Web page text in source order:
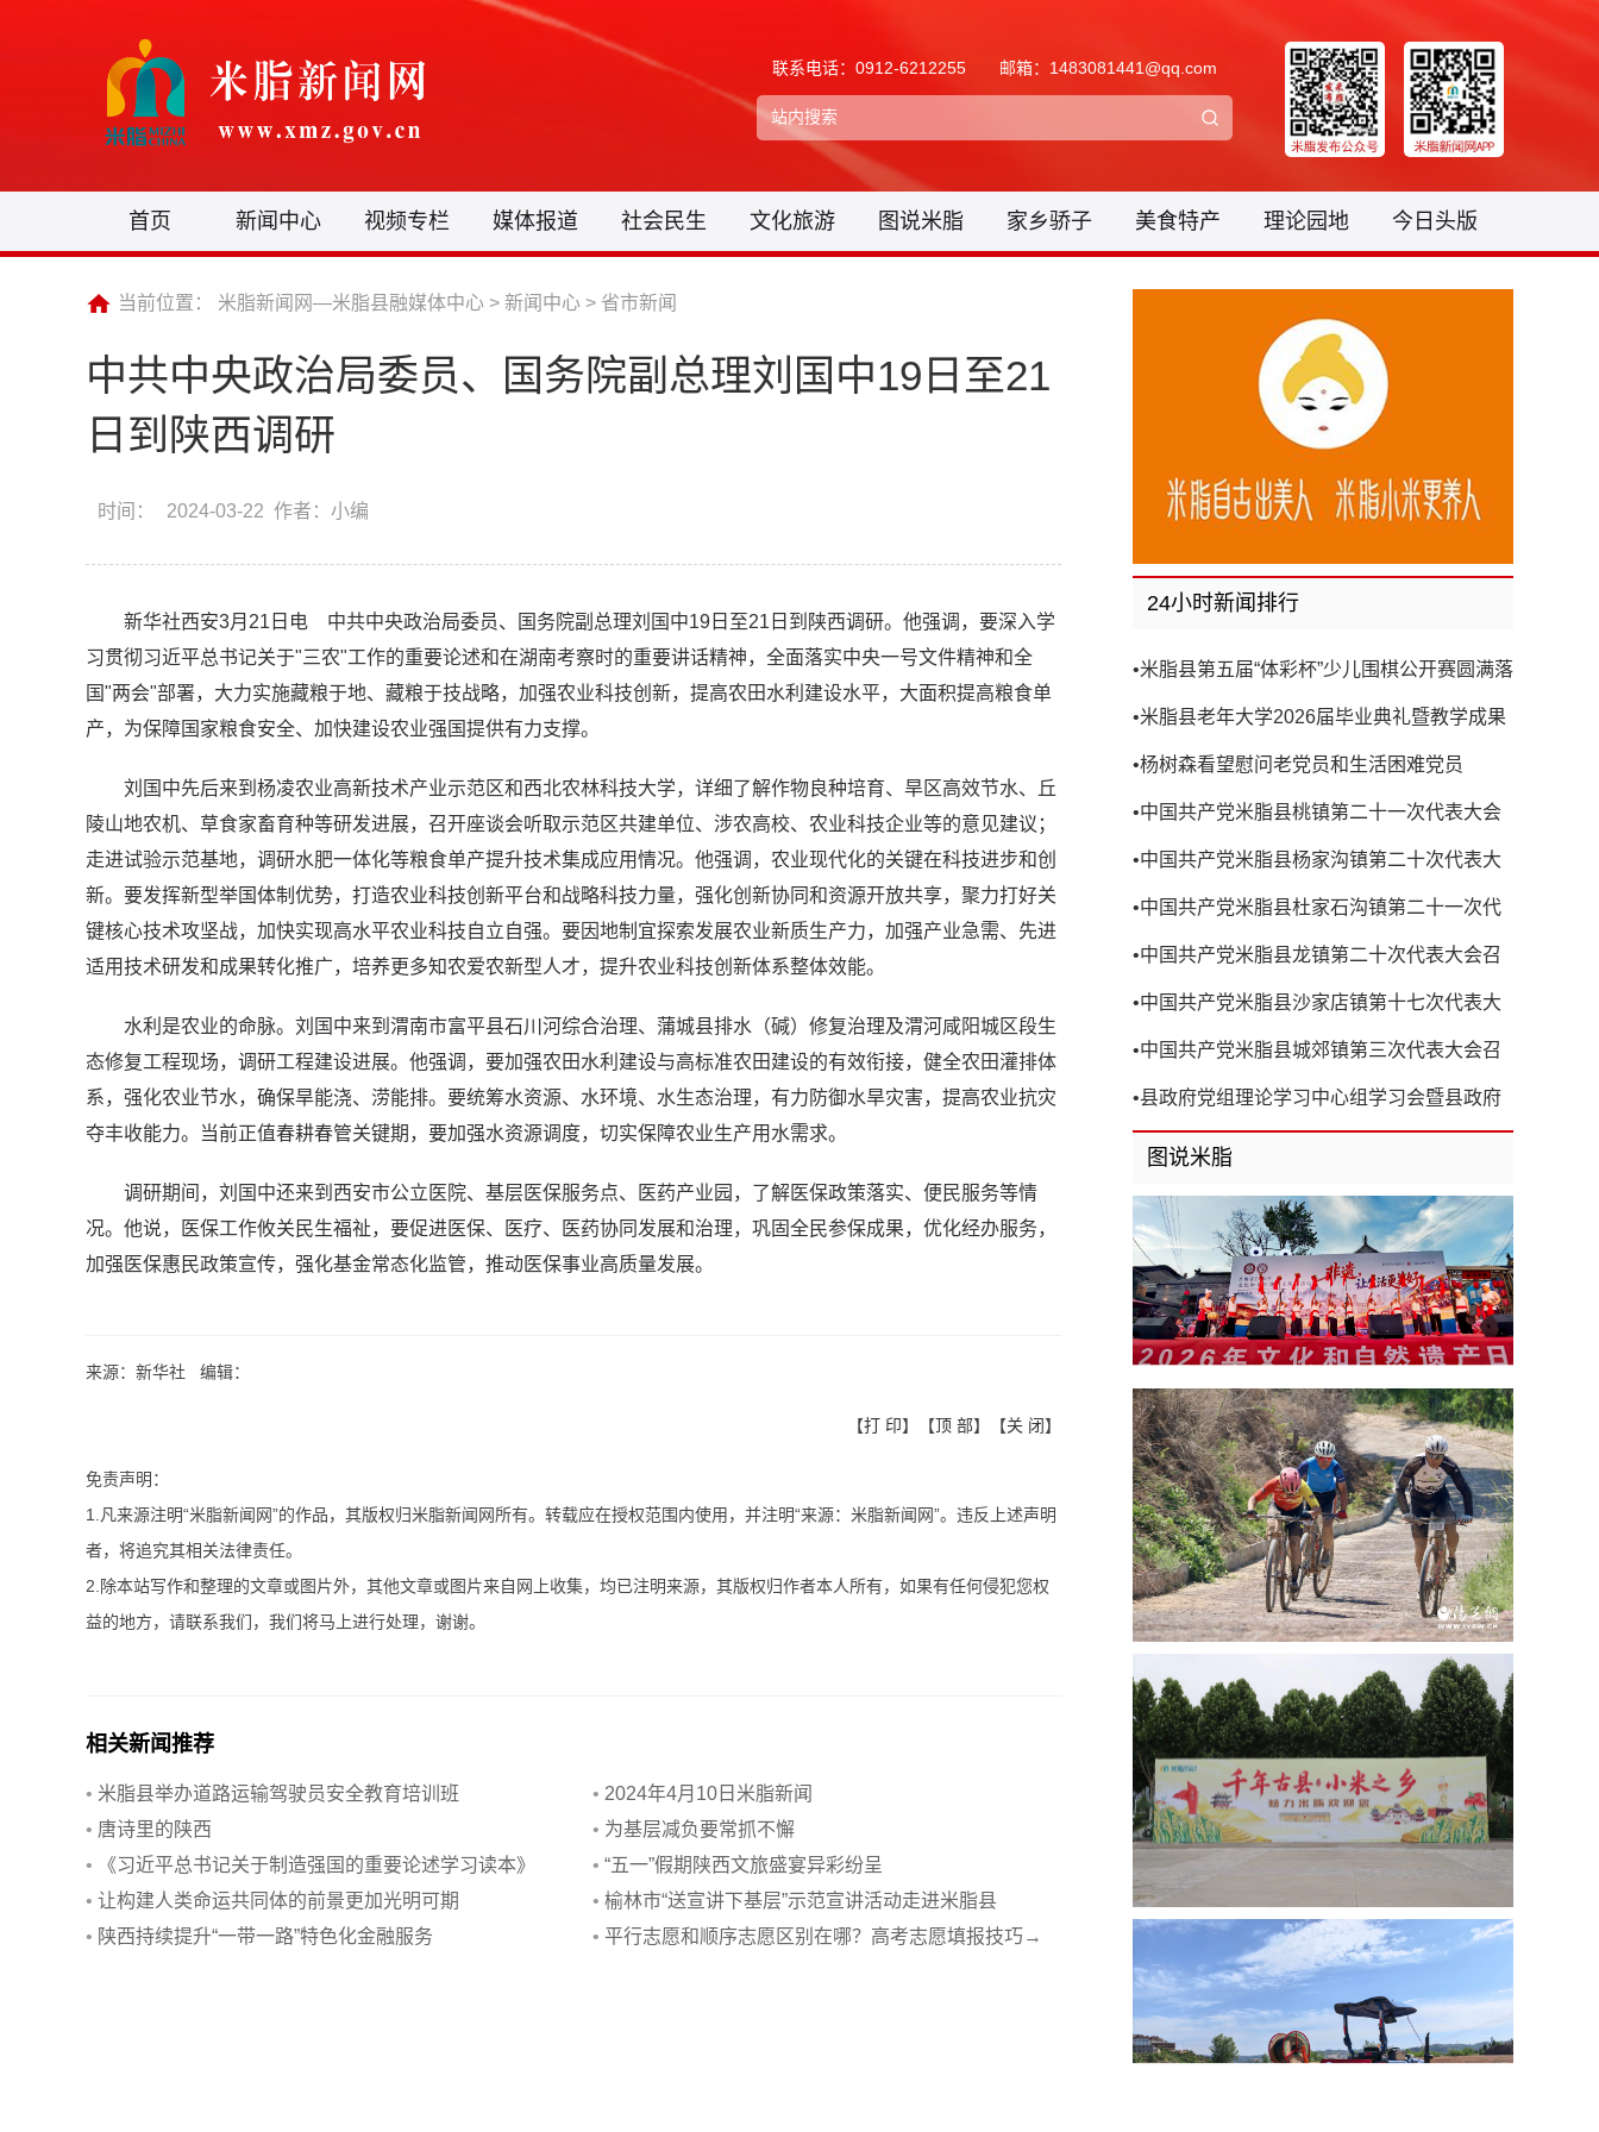
联系电话：0912-6212255 邮箱：1483081441@qq.com
首页 新闻中心 视频专栏 媒体报道 社会民生 文化旅游 图说米脂 家乡骄子 美食特产 理论园地 今日头版
当前位置： 米脂新闻网—米脂县融媒体中心 > 新闻中心 > 省市新闻
中共中央政治局委员、国务院副总理刘国中19日至21
日到陕西调研
时间： 2024-03-22 作者：小编
新华社西安3月21日电 中共中央政治局委员、国务院副总理刘国中19日至21日到陕西调研。他强调，要深入学
习贯彻习近平总书记关于"三农"工作的重要论述和在湖南考察时的重要讲话精神，全面落实中央一号文件精神和全
国"两会"部署，大力实施藏粮于地、藏粮于技战略，加强农业科技创新，提高农田水利建设水平，大面积提高粮食单
产，为保障国家粮食安全、加快建设农业强国提供有力支撑。
刘国中先后来到杨凌农业高新技术产业示范区和西北农林科技大学，详细了解作物良种培育、旱区高效节水、丘
陵山地农机、草食家畜育种等研发进展，召开座谈会听取示范区共建单位、涉农高校、农业科技企业等的意见建议；
走进试验示范基地，调研水肥一体化等粮食单产提升技术集成应用情况。他强调，农业现代化的关键在科技进步和创
新。要发挥新型举国体制优势，打造农业科技创新平台和战略科技力量，强化创新协同和资源开放共享，聚力打好关
键核心技术攻坚战，加快实现高水平农业科技自立自强。要因地制宜探索发展农业新质生产力，加强产业急需、先进
适用技术研发和成果转化推广，培养更多知农爱农新型人才，提升农业科技创新体系整体效能。
水利是农业的命脉。刘国中来到渭南市富平县石川河综合治理、蒲城县排水（碱）修复治理及渭河咸阳城区段生
态修复工程现场，调研工程建设进展。他强调，要加强农田水利建设与高标准农田建设的有效衔接，健全农田灌排体
系，强化农业节水，确保旱能浇、涝能排。要统筹水资源、水环境、水生态治理，有力防御水旱灾害，提高农业抗灾
夺丰收能力。当前正值春耕春管关键期，要加强水资源调度，切实保障农业生产用水需求。
调研期间，刘国中还来到西安市公立医院、基层医保服务点、医药产业园，了解医保政策落实、便民服务等情
况。他说，医保工作攸关民生福祉，要促进医保、医疗、医药协同发展和治理，巩固全民参保成果，优化经办服务，
加强医保惠民政策宣传，强化基金常态化监管，推动医保事业高质量发展。
来源：新华社 编辑：
【打 印】【顶 部】【关 闭】
免责声明：
1.凡来源注明“米脂新闻网”的作品，其版权归米脂新闻网所有。转载应在授权范围内使用，并注明“来源：米脂新闻网”。违反上述声明
者，将追究其相关法律责任。
2.除本站写作和整理的文章或图片外，其他文章或图片来自网上收集，均已注明来源，其版权归作者本人所有，如果有任何侵犯您权
益的地方，请联系我们，我们将马上进行处理，谢谢。
相关新闻推荐
• 米脂县举办道路运输驾驶员安全教育培训班 • 2024年4月10日米脂新闻
• 唐诗里的陕西 • 为基层减负要常抓不懈
•
《习近平总书记关于制造强国的重要论述学习读本》
出版发行
• “五一”假期陕西文旅盛宴异彩纷呈
• 让构建人类命运共同体的前景更加光明可期 • 榆林市“送宣讲下基层”示范宣讲活动走进米脂县
• 陕西持续提升“一带一路”特色化金融服务 • 平行志愿和顺序志愿区别在哪？高考志愿填报技巧→
24小时新闻排行
•米脂县第五届“体彩杯”少儿围棋公开赛圆满落
•米脂县老年大学2026届毕业典礼暨教学成果
•杨树森看望慰问老党员和生活困难党员
•中国共产党米脂县桃镇第二十一次代表大会
•中国共产党米脂县杨家沟镇第二十次代表大
•中国共产党米脂县杜家石沟镇第二十一次代
•中国共产党米脂县龙镇第二十次代表大会召
•中国共产党米脂县沙家店镇第十七次代表大
•中国共产党米脂县城郊镇第三次代表大会召
•县政府党组理论学习中心组学习会暨县政府
第8次党组（扩大）会议召开
图说米脂